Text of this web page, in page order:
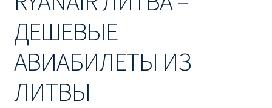
RYANAIR ИЗ ТАЛЛИНА
Ryanair из Тампере
RYANAIR ИЗ ЧЕХИИ | ПРАГА, ОСТРАВА, ПАРДУБИЦЕ,
БРНО
ДЕШЕВЫЕ
АВИАБИЛЕТЫ ИЗ
ЛИТВЫ